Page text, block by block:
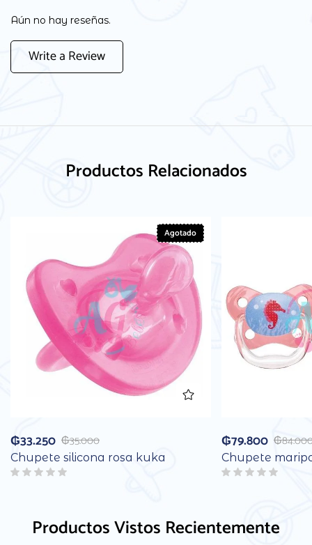
Aún no hay reseñas.
Write a Review
Productos Relacionados
Agotado
₲35.000
₲33.250
Chupete silicona rosa kuka
₲
₲79.800
Chupete
Productos Vistos Recientemente